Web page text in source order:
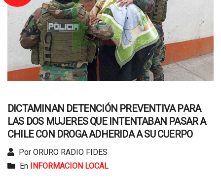
DICTAMINAN DETENCIÓN PREVENTIVA PARA
LAS DOS MUJERES QUE INTENTABAN PASAR A
CHILE CON DROGA ADHERIDA A SU CUERPO
Por ORURO RADIO FIDES
En
INFORMACION LOCAL